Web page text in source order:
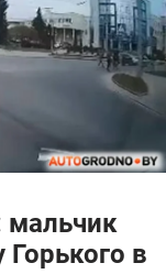
мальчик
в